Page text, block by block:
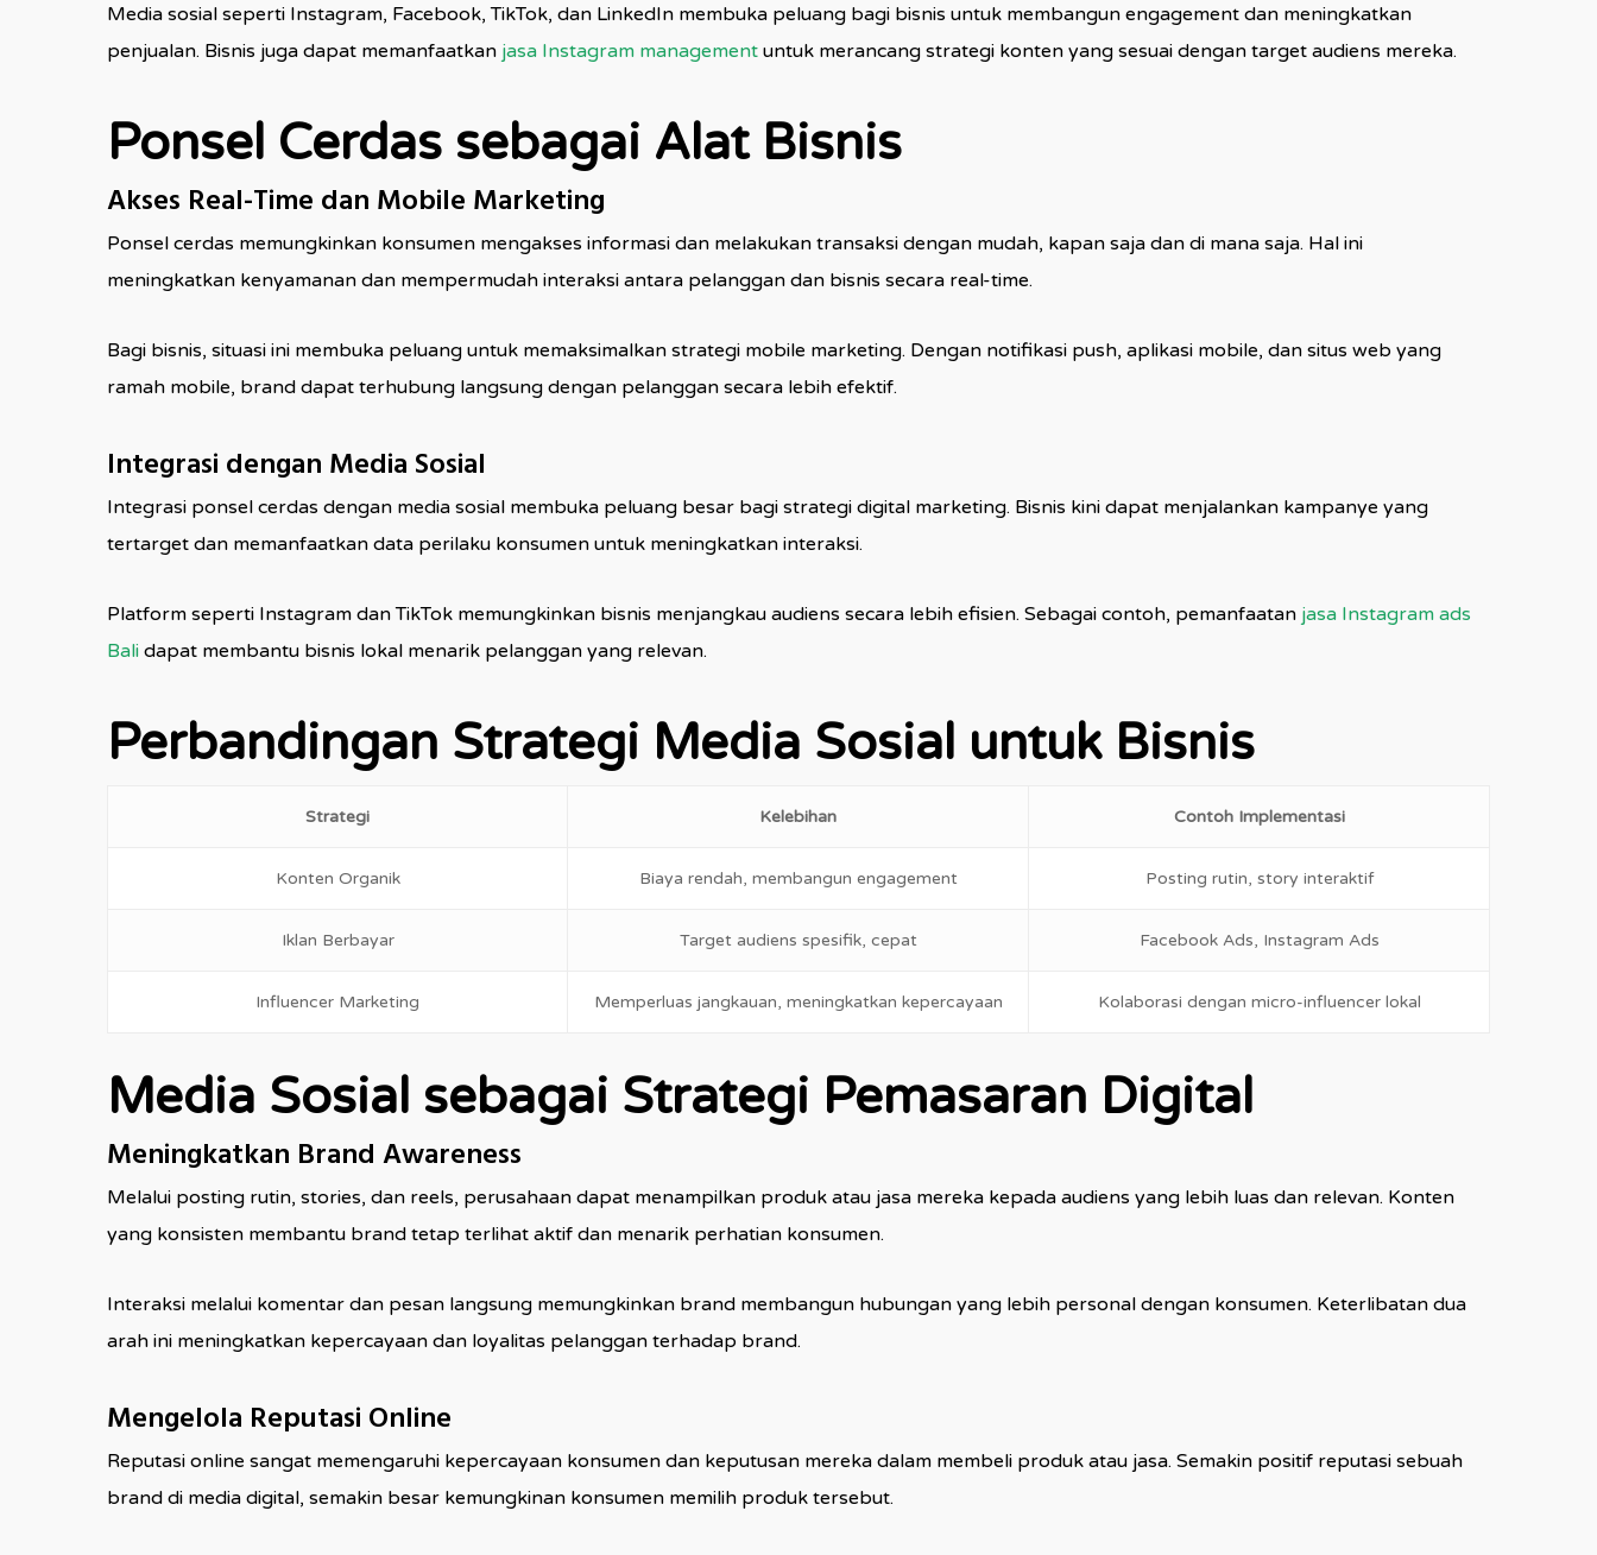
Media sosial seperti Instagram, Facebook, TikTok, dan LinkedIn membuka peluang bagi bisnis untuk membangun engagement dan meningkatkan
penjualan. Bisnis juga dapat memanfaatkan jasa Instagram management untuk merancang strategi konten yang sesuai dengan target audiens mereka.
Ponsel Cerdas sebagai Alat Bisnis
Akses Real-Time dan Mobile Marketing
Ponsel cerdas memungkinkan konsumen mengakses informasi dan melakukan transaksi dengan mudah, kapan saja dan di mana saja. Hal ini
meningkatkan kenyamanan dan mempermudah interaksi antara pelanggan dan bisnis secara real-time.
Bagi bisnis, situasi ini membuka peluang untuk memaksimalkan strategi mobile marketing. Dengan notifikasi push, aplikasi mobile, dan situs web yang
ramah mobile, brand dapat terhubung langsung dengan pelanggan secara lebih efektif.
Integrasi dengan Media Sosial
Integrasi ponsel cerdas dengan media sosial membuka peluang besar bagi strategi digital marketing. Bisnis kini dapat menjalankan kampanye yang
tertarget dan memanfaatkan data perilaku konsumen untuk meningkatkan interaksi.
Platform seperti Instagram dan TikTok memungkinkan bisnis menjangkau audiens secara lebih efisien. Sebagai contoh, pemanfaatan jasa Instagram ads
Bali dapat membantu bisnis lokal menarik pelanggan yang relevan.
Perbandingan Strategi Media Sosial untuk Bisnis
Strategi Kelebihan Contoh Implementasi
Konten Organik Biaya rendah, membangun engagement Posting rutin, story interaktif
Iklan Berbayar Target audiens spesifik, cepat Facebook Ads, Instagram Ads
Influencer Marketing Memperluas jangkauan, meningkatkan kepercayaan Kolaborasi dengan micro-influencer lokal
Media Sosial sebagai Strategi Pemasaran Digital
Meningkatkan Brand Awareness
Melalui posting rutin, stories, dan reels, perusahaan dapat menampilkan produk atau jasa mereka kepada audiens yang lebih luas dan relevan. Konten
yang konsisten membantu brand tetap terlihat aktif dan menarik perhatian konsumen.
Interaksi melalui komentar dan pesan langsung memungkinkan brand membangun hubungan yang lebih personal dengan konsumen. Keterlibatan dua
arah ini meningkatkan kepercayaan dan loyalitas pelanggan terhadap brand.
Mengelola Reputasi Online
Reputasi online sangat memengaruhi kepercayaan konsumen dan keputusan mereka dalam membeli produk atau jasa. Semakin positif reputasi sebuah
brand di media digital, semakin besar kemungkinan konsumen memilih produk tersebut.